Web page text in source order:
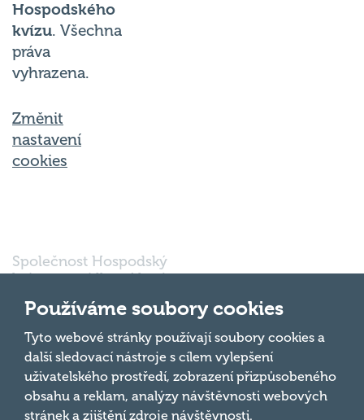
Hospodského
kvízu. Všechna
práva
vyhrazena.
Změnit
nastavení
cookies
Společnost Hospodský
kvíz s.r.o., sídlem Nové
602 00 Brno, IČ:
03980138, DIČ:
CZ03980138 je vedena
pod spisovou značkou
a oddílem 90428 C u
Krajského soudu v
Brně.
Nahoru
Používáme soubory cookies
Tyto webové stránky používají soubory cookies a
další sledovací nástroje s cílem vylepšení
uživatelského prostředí, zobrazení přizpůsobeného
obsahu a reklam, analýzy návštěvnosti webových
stránek a zjištění zdroje návštěvnosti.